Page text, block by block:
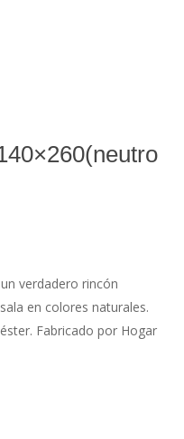
verdadero rincón
en colores naturales.
Fabricado por Hogar